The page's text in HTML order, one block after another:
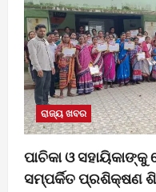
ରାଜ୍ୟ ଖବର
ପାଚିକା ଓ ସହାୟିକାଙ୍କୁ
ସମ୍ପର୍କିତ ପ୍ରଶିକ୍ଷଣ